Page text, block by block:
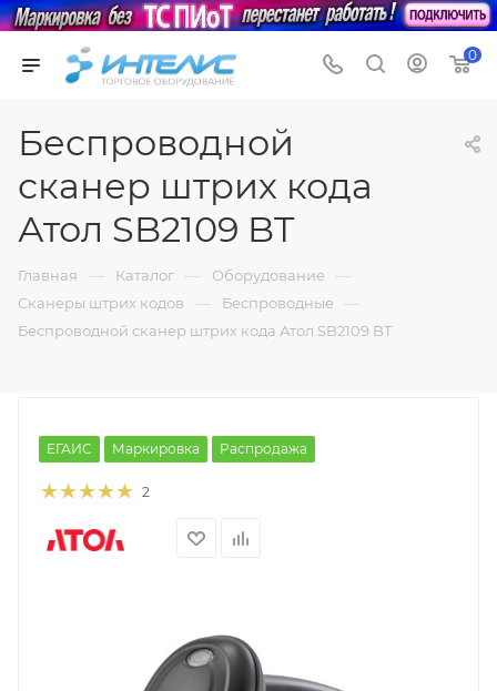
0
Беспроводной
сканер штрих кода
Атол SB2109 BT
Главная — Каталог — Оборудование —
Сканеры штрих кодов — Беспроводные —
Беспроводной сканер штрих кода Атол SB2109 BT
ЕГАИС Маркировка Распродажа
2